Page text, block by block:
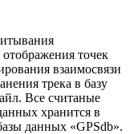
точек
взаимосвязи
трека в базу
Все считаные
хранится в
данных «GPSdb».